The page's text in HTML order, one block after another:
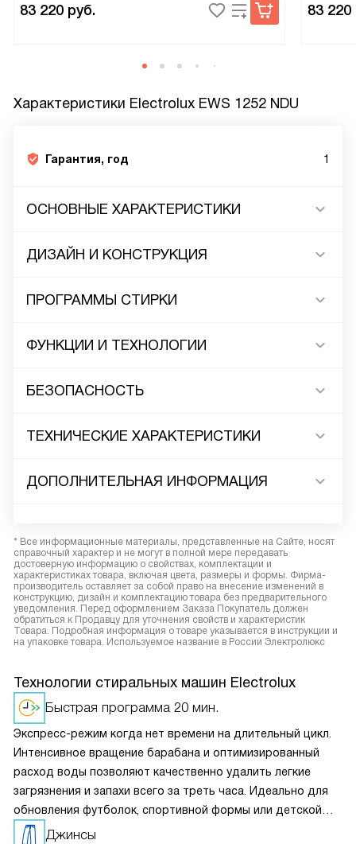
83 220 руб. 83 220
Характеристики Electrolux EWS 1252 NDU
Гарантия, год 1
ОСНОВНЫЕ ХАРАКТЕРИСТИКИ
ДИЗАЙН И КОНСТРУКЦИЯ
ПРОГРАММЫ СТИРКИ
ФУНКЦИИ И ТЕХНОЛОГИИ
БЕЗОПАСНОСТЬ
ТЕХНИЧЕСКИЕ ХАРАКТЕРИСТИКИ
ДОПОЛНИТЕЛЬНАЯ ИНФОРМАЦИЯ
* Все информационные материалы, представленные на Сайте, носят
справочный характер и не могут в полной мере передавать
достоверную информацию о свойствах, комплектации и
характеристиках товара, включая цвета, размеры и формы. Фирма-
производитель оставляет за собой право на внесение изменений в
конструкцию, дизайн и комплектацию товара без предварительного
уведомления. Перед оформлением Заказа Покупатель должен
обратиться к Продавцу для уточнения свойств и характеристик
Товара. Подробная информация о товаре указывается в инструкции и
на упаковке товара. Используемое название в России Электролюкс
Технологии стиральных машин Electrolux
Быстрая программа 20 мин.
Экспресс-режим когда нет времени на длительный цикл.
Интенсивное вращение барабана и оптимизированный
расход воды позволяют качественно удалить легкие
загрязнения и запахи всего за треть часа. Идеально для
обновления футболок, спортивной формы или детской
одежды между основными стирками без ущерба для
Джинсы